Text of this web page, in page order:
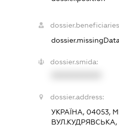
dossier.smida:
dossier.address:
УКРАЇНА, 04053,